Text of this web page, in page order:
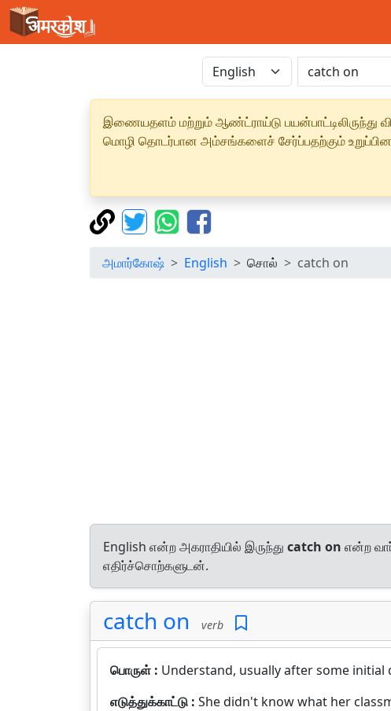
இணையதளம் மற்றும் ஆண்ட்ராய்டு பயன்பாட்டிலிருந்து
மொழி தொடர்பான அம்சங்களைச் சேர்ப்பதற்கும்
அமார்கோஷ் English சொல் catch on
English என்ற அகராதியில் இருந்து catch on என்ற
எதிர்ச்சொற்களுடன்.
catch on verb
பொருள் : Understand, usually after some initial
எடுத்துக்காட்டு : She didn't know what her